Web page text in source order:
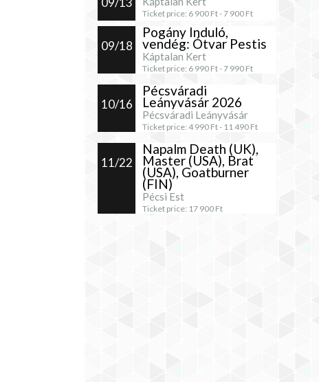
Ticket price: 6 900 Ft -7 900 Ft
09/18
Pogány Induló,
vendég: Ótvar Pestis
Káptalan Kert
Ticket price: 6 990 Ft -7 990 Ft
10/16
Pécsváradi
Leányvásár 2026
Pécsváradi Leányvásár
Ticket price: 4 990 Ft - 11 490 Ft
11/22
Napalm Death (UK),
Master (USA), Brat
(USA), Goatburner
(FIN)
Pécsi Est
Ticket price: 17 900 Ft